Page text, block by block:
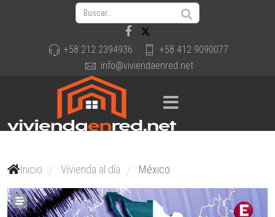
+58 212 2394936
+58 412 9090077
info@viviendaenred.net
Inicio / Vivienda al día / México